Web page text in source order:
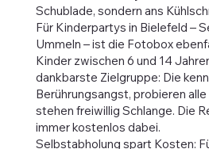
Schublade, sondern ans
Für Kinderpartys in Bielefeld –
Ummeln – ist die Fotobox
Kinder zwischen 6 und 14
dankbarste Zielgruppe: Die
Berührungsangst, probieren
stehen freiwillig Schlange. Die
immer kostenlos dabei.
Selbstabholung spart Kosten: